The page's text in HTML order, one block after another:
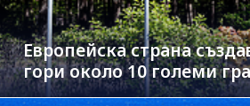
Европейска страна
гори около 10 големи